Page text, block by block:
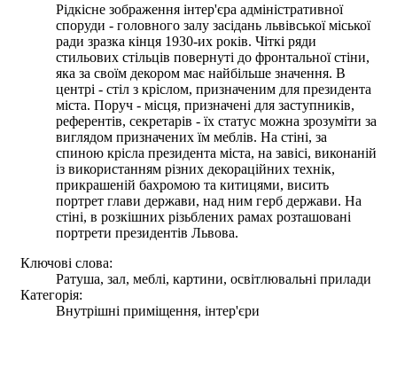
Рідкісне зображення інтер'єра адміністративної
споруди - головного залу засідань львівської міської
ради зразка кінця 1930-их років. Чіткі ряди
стильових стільців повернуті до фронтальної стіни,
яка за своїм декором має найбільше значення. В
центрі - стіл з кріслом, призначеним для президента
міста. Поруч - місця, призначені для заступників,
референтів, секретарів - їх статус можна зрозуміти за
виглядом призначених їм меблів. На стіні, за
спиною крісла президента міста, на завісі, виконаній
із використанням різних декораційних технік,
прикрашеній бахромою та китицями, висить
портрет глави держави, над ним герб держави. На
стіні, в розкішних різьблених рамах розташовані
портрети президентів Львова.
Ключові слова:
Ратуша, зал, меблі, картини, освітлювальні прилади
Категорія:
Внутрішні приміщення, інтер'єри